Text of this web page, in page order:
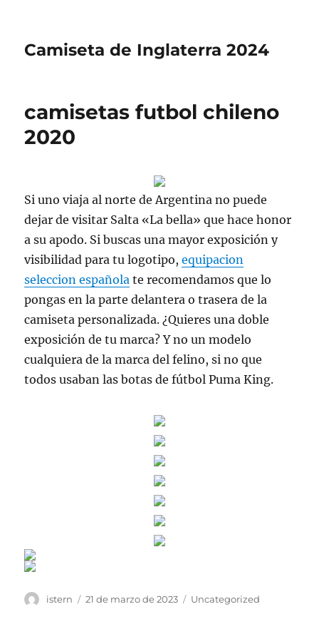
Camiseta de Inglaterra 2024
camisetas futbol chileno
2020
Si uno viaja al norte de Argentina no puede
dejar de visitar Salta «La bella» que hace honor
a su apodo. Si buscas una mayor exposición y
visibilidad para tu logotipo,equipacion
seleccion española te recomendamos que lo
pongas en la parte delantera o trasera de la
camiseta personalizada. ¿Quieres una doble
exposición de tu marca? Y no un modelo
cualquiera de la marca del felino, si no que
todos usaban las botas de fútbol Puma King.
Autor
istern
Publicado
21 de marzo de 2023 Categorías
Uncategorized